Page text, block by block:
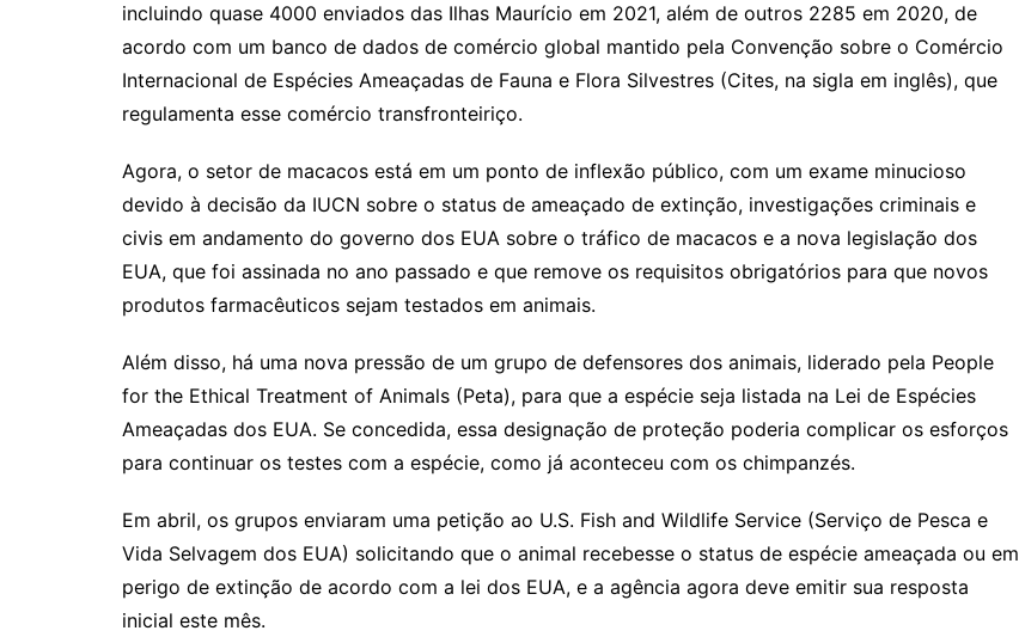
incluindo quase 4000 enviados das Ilhas Maurício em 2021, além de outros 2285 em 2020, de
acordo com um banco de dados de comércio global mantido pela Convenção sobre o Comércio
Internacional de Espécies Ameaçadas de Fauna e Flora Silvestres (Cites, na sigla em inglês), que
regulamenta esse comércio transfronteiriço.
Agora, o setor de macacos está em um ponto de inflexão público, com um exame minucioso
devido à decisão da IUCN sobre o status de ameaçado de extinção, investigações criminais e
civis em andamento do governo dos EUA sobre o tráfico de macacos e a nova legislação dos
EUA, que foi assinada no ano passado e que remove os requisitos obrigatórios para que novos
produtos farmacêuticos sejam testados em animais.
Além disso, há uma nova pressão de um grupo de defensores dos animais, liderado pela People
for the Ethical Treatment of Animals (Peta), para que a espécie seja listada na Lei de Espécies
Ameaçadas dos EUA. Se concedida, essa designação de proteção poderia complicar os esforços
para continuar os testes com a espécie, como já aconteceu com os chimpanzés.
Em abril, os grupos enviaram uma petição ao U.S. Fish and Wildlife Service (Serviço de Pesca e
Vida Selvagem dos EUA) solicitando que o animal recebesse o status de espécie ameaçada ou em
perigo de extinção de acordo com a lei dos EUA, e a agência agora deve emitir sua resposta
inicial este mês.